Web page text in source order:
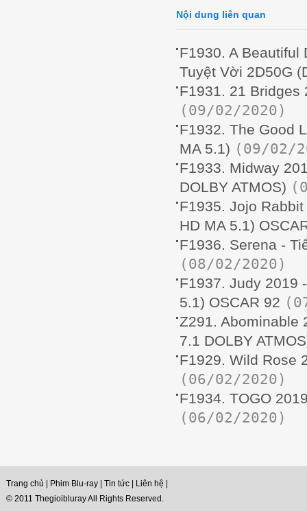
Nội dung liên quan
F1930. A Beautiful
Tuyệt Vời 2D50G
F1931. 21 Bridges
(09/02/2020)
F1932. The Good
MA 5.1) (09/02/
F1933. Midway
DOLBY ATMOS)
F1935. Jojo
HD MA 5.1)
F1936. Serena -
(08/02/2020)
F1937. Judy 2019
5.1) OSCAR 92
Z291. Abominable
7.1 DOLBY
F1929. Wild Rose
(06/02/2020)
F1934. TOGO
(06/02/2020)
Trang chủ Phim Blu-ray Tin tức Liên hệ
© 2011 Thegioibluray All Rights Reserved.